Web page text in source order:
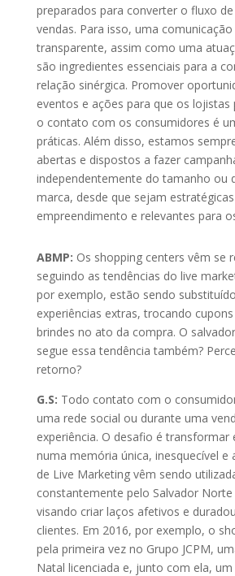
preparados para converter o fluxo
vendas. Para isso, uma comunicação
transparente, assim como uma
são ingredientes essenciais para a
relação sinérgica. Promover
eventos e ações para que os
o contato com os consumidores é
práticas. Além disso, estamos
abertas e dispostos a fazer
independentemente do tamanho ou
marca, desde que sejam
empreendimento e relevantes para
ABMP: Os shopping centers vêm se
seguindo as tendências do live
por exemplo, estão sendo
experiências extras, trocando
brindes no ato da compra. O
segue essa tendência também?
retorno?
G.S: Todo contato com o
uma rede social ou durante uma
experiência. O desafio é transformar
numa memória única, inesquecível e
de Live Marketing vêm sendo
constantemente pelo Salvador Norte
visando criar laços afetivos e
clientes. Em 2016, por exemplo, o
pela primeira vez no Grupo JCPM,
Natal licenciada e, junto com ela,